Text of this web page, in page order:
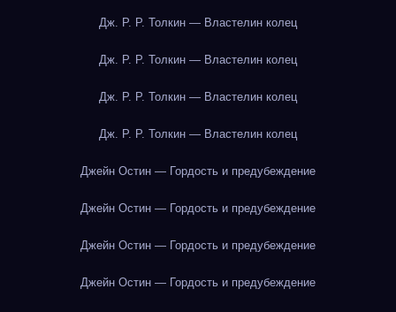
Дж. Р. Р. Толкин — Властелин колец
Дж. Р. Р. Толкин — Властелин колец
Дж. Р. Р. Толкин — Властелин колец
Дж. Р. Р. Толкин — Властелин колец
Джейн Остин — Гордость и предубеждение
Джейн Остин — Гордость и предубеждение
Джейн Остин — Гордость и предубеждение
Джейн Остин — Гордость и предубеждение